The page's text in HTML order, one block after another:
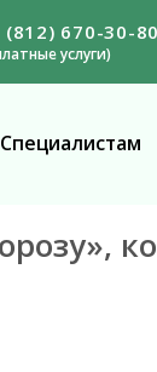
(812) 670-30-80
услуги)
Специалистам